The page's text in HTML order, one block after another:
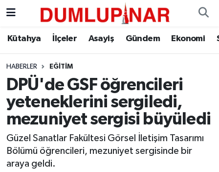
Kütahya İlçeler Asayiş Gündem Ekonomi
HABERLER EĞITIM
DPÜ'de GSF öğrencileri
yeteneklerini sergiledi,
mezuniyet sergisi büyüledi
Güzel Sanatlar Fakültesi Görsel İletişim Tasarımı
Bölümü öğrencileri, mezuniyet sergisinde bir
araya geldi.
Asayiş
Diğer
Dünya
Ekonomi
Eleman
Kütahya Hava Durumu
Kütahya Trafik Yoğunluk Haritası
Süper Lig Puan Durumu ve Fikstür
Tüm Manşetler
Son Dakika Haberleri
Haber Arşivi